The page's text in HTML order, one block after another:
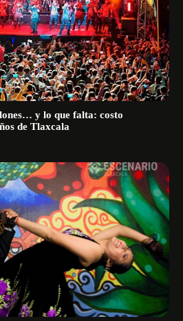
y lo que falta: costo
de Tlaxcala